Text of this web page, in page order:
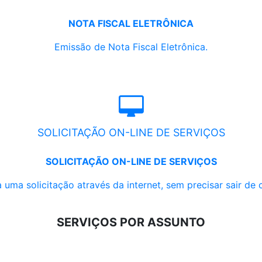
NOTA FISCAL ELETRÔNICA
Emissão de Nota Fiscal Eletrônica.
SOLICITAÇÃO ON-LINE DE SERVIÇOS
SOLICITAÇÃO ON-LINE DE SERVIÇOS
uma solicitação através da internet, sem precisar sair de
SERVIÇOS POR ASSUNTO